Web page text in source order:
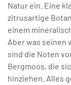
Natur ein. Eine
zitrusartige
einem
Aber was seinen
sind die Noten
Bergmoos, die
hinziehen. Alles